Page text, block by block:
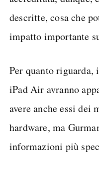
descritte, cosa che
impatto importante
Per quanto
iPad Air avranno
avere anche essi
hardware, ma
informazioni più